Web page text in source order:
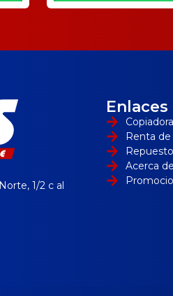
1/2 c al
Enlaces
Renta
Acerca